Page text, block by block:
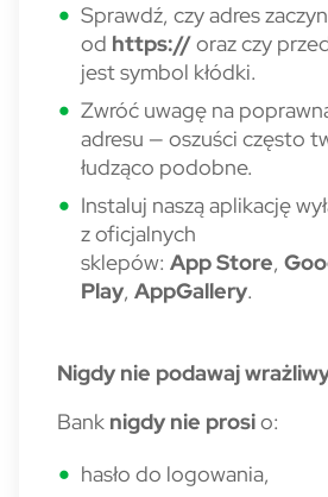
Sprawdź, czy adres
od https://oraz czy
jest symbol kłódki.
Zwróć uwagę na
adresu — oszuści często
łudząco podobne.
Instaluj naszą aplikację
z oficjalnych
sklepów: App Store,
Play, AppGallery.
Nigdy nie podawaj
Bank nigdy nie prosio:
hasło do logowania,